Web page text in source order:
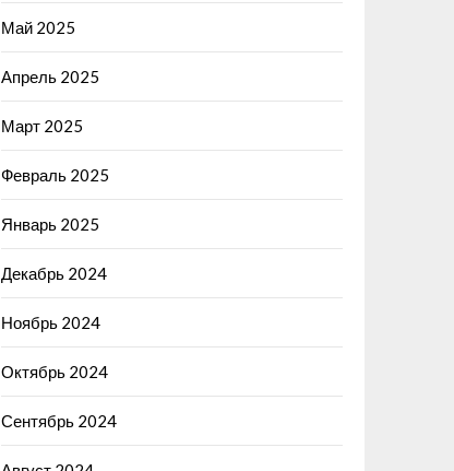
Май 2025
Апрель 2025
Март 2025
Февраль 2025
Январь 2025
Декабрь 2024
Ноябрь 2024
Октябрь 2024
Сентябрь 2024